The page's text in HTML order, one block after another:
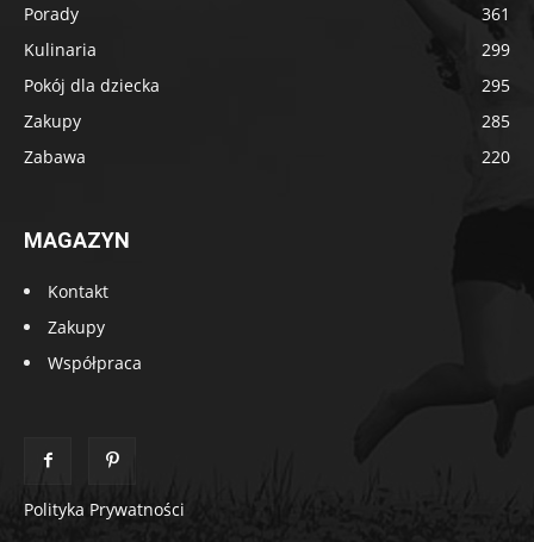
Porady
361
Kulinaria
299
Pokój dla dziecka
295
Zakupy
285
Zabawa
220
MAGAZYN
Kontakt
Zakupy
Współpraca
Polityka Prywatności